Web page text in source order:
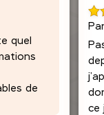
quel
de
ce